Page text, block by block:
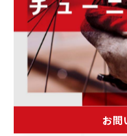
カ
全て
ロー
お問